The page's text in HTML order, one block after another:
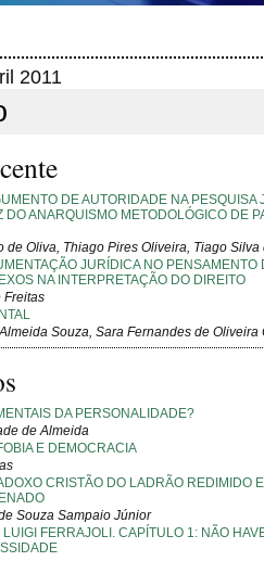
2011
DE AUTORIDADE NA PESQUISA
DO ANARQUISMO METODOLÓGICO DE
de Oliva, Thiago Pires Oliveira, Tiago Silva
JURÍDICA NO PENSAMENTO
NA INTERPRETAÇÃO DO DIREITO
Freitas
Souza, Sara Fernandes de Oliveira
DA PERSONALIDADE?
de Almeida
E DEMOCRACIA
CRISTÃO DO LADRÃO REDIMIDO
Souza Sampaio Júnior
FERRAJOLI. CAPÍTULO 1: NÃO